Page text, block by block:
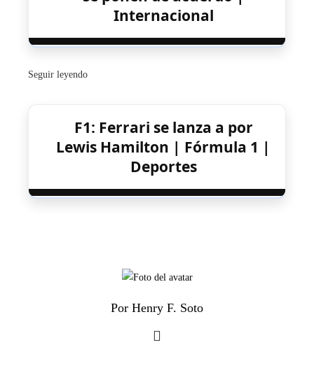
Internacional
Seguir leyendo
F1: Ferrari se lanza a por
Lewis Hamilton | Fórmula 1 |
Deportes
Por Henry F. Soto